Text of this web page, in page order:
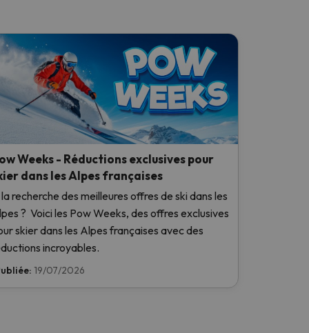
Weeks - Réductions exclusives pour
dans les Alpes françaises
recherche des meilleures offres de ski dans les
? Voici les Pow Weeks, des offres exclusives
skier dans les Alpes françaises avec des
incroyables.
19/07/2026